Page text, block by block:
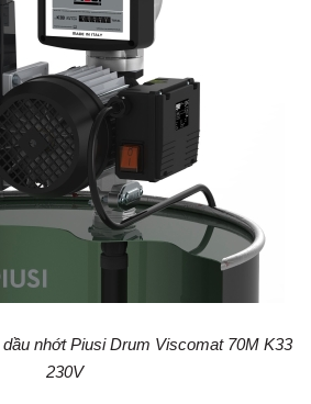
nhớt Piusi Drum Viscomat 70M K33
230V